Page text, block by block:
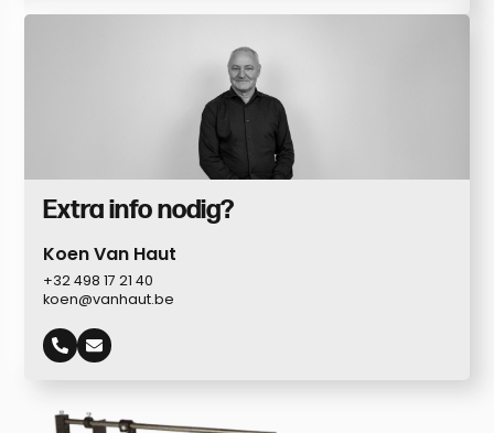
Extra info nodig?
Koen Van Haut
+32 498 17 21 40
koen@vanhaut.be